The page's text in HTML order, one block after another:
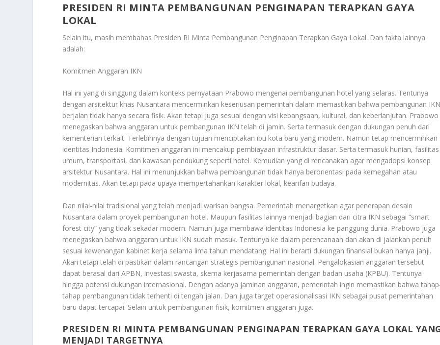
PRESIDEN RI MINTA PEMBANGUNAN PENGINAPAN TERAPKAN GAYA
LOKAL
Selain itu, masih membahas Presiden RI Minta Pembangunan Penginapan Terapkan Gaya Lokal. Dan fakta lainnya
adalah:
Komitmen Anggaran IKN
Hal ini yang di singgung dalam konteks pernyataan Prabowo mengenai pembangunan hotel yang selaras. Tentunya
dengan arsitektur khas Nusantara mencerminkan keseriusan pemerintah dalam memastikan bahwa pembangunan
berjalan tidak hanya secara fisik. Akan tetapi juga sesuai dengan visi kebangsaan, kultural, dan keberlanjutan. Prabowo
menegaskan bahwa anggaran untuk pembangunan IKN telah di jamin. Serta termasuk dengan dukungan penuh dari
kementerian terkait. Terlebihnya dengan tujuan menciptakan ibu kota baru yang modern. Namun tetap mencerminkan
identitas Indonesia. Komitmen anggaran ini mencakup pembiayaan infrastruktur dasar. Serta termasuk hunian, fasilitas
umum, transportasi, dan kawasan pendukung seperti hotel. Kemudian yang di rencanakan agar mengadopsi konsep
arsitektur Nusantara. Hal ini menunjukkan bahwa pembangunan tidak hanya berorientasi pada kemegahan atau
modernitas. Akan tetapi pada upaya mempertahankan karakter lokal, kearifan budaya.
Dan nilai-nilai tradisional yang telah menjadi warisan bangsa. Pemerintah menargetkan agar penerapan desain
Nusantara dalam proyek pembangunan hotel. Maupun fasilitas lainnya menjadi bagian dari citra IKN sebagai “smart
forest city” yang tidak sekadar modern. Namun juga membawa identitas Indonesia ke panggung dunia. Prabowo juga
menegaskan bahwa anggaran untuk IKN sudah masuk. Tentunya ke dalam perencanaan dan akan di jalankan penuh
sesuai kewenangan kabinet kerja selama lima tahun mendatang. Hal ini berarti dukungan finansial bukan hanya janji.
Akan tetapi telah di pastikan dalam rancangan strategis pembangunan nasional. Pengalokasian anggaran tersebut
dapat berasal dari APBN, investasi swasta, skema kerjasama pemerintah dengan badan usaha (KPBU). Tentunya
hingga potensi dukungan internasional. Dengan adanya jaminan anggaran, pemerintah ingin memastikan bahwa
tahap pembangunan tidak terhenti di tengah jalan. Dan juga target operasionalisasi IKN sebagai pusat pemerintahan
baru dapat tercapai. Selain untuk pembangunan fisik, komitmen anggaran juga.
PRESIDEN RI MINTA PEMBANGUNAN PENGINAPAN TERAPKAN GAYA LOKAL
MENJADI TARGETNYA